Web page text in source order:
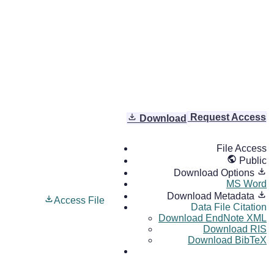
Download Request Access
Access File
File Access
Public
Download Options
MS Word
Download Metadata
Data File Citation
Download EndNote XML
Download RIS
Download BibTeX